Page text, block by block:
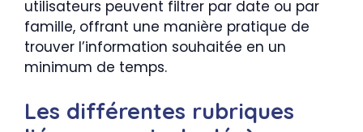
utilisateurs peuvent filtrer par date ou par
famille, offrant une manière pratique de
trouver l’information souhaitée en un
minimum de temps.
Les différentes rubriques